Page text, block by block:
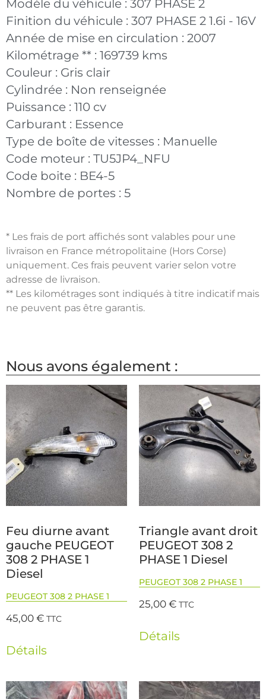
Modèle du véhicule : 307 PHASE 2
Finition du véhicule : 307 PHASE 2 1.6i - 16V
Année de mise en circulation : 2007
Kilométrage ** : 169739 kms
Couleur : Gris clair
Cylindrée : Non renseignée
Puissance : 110 cv
Carburant : Essence
Type de boîte de vitesses : Manuelle
Code moteur : TU5JP4_NFU
Code boite : BE4-5
Nombre de portes : 5
* Les frais de port affichés sont valables pour une
livraison en France métropolitaine (Hors Corse)
uniquement. Ces frais peuvent varier selon votre
adresse de livraison.
** Les kilométrages sont indiqués à titre indicatif mais
ne peuvent pas être garantis.
Nous avons également :
Feu diurne avant
gauche PEUGEOT
308 2 PHASE 1
Diesel
PEUGEOT 308 2 PHASE 1
45,00€ TTC
Détails
Triangle avant droit
PEUGEOT 308 2
PHASE 1 Diesel
PEUGEOT 308 2 PHASE 1
25,00€ TTC
Détails